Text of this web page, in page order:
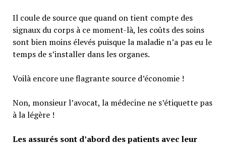
Il coule de source que quand on tient compte des
signaux du corps à ce moment-là, les coûts des soins
sont bien moins élevés puisque la maladie n’a pas eu le
temps de s’installer dans les organes.
Voilà encore une flagrante source d’économie !
Non, monsieur l’avocat, la médecine ne s’étiquette pas
à la légère !
Les assurés sont d’abord des patients avec leur